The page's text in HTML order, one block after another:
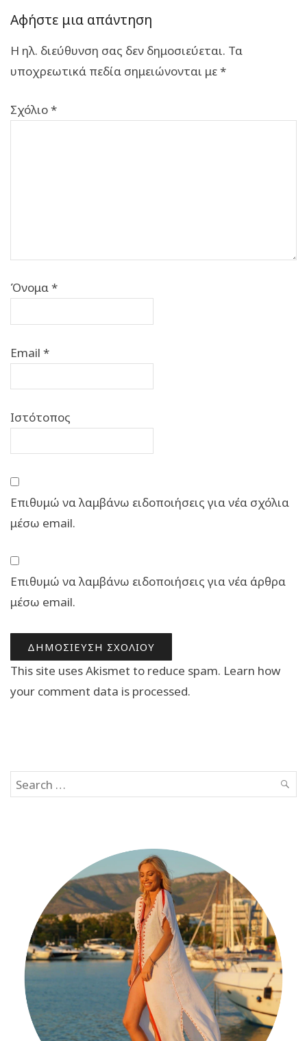
Αφήστε μια απάντηση
Η ηλ. διεύθυνση σας δεν δημοσιεύεται. Τα
υποχρεωτικά πεδία σημειώνονται με*
Σχόλιο*
Όνομα*
Email *
Ιστότοπος
Επιθυμώ να λαμβάνω ειδοποιήσεις για νέα σχόλια
μέσω email.
Επιθυμώ να λαμβάνω ειδοποιήσεις για νέα άρθρα
μέσω email.
This site uses Akismet to reduce spam. Learn how
your comment data is processed.
Search
for: